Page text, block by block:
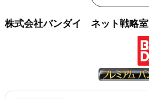
株式会社バンダイ ネット戦略室